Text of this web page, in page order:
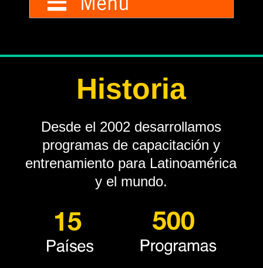
Historia
Desde el 2002 desarrollamos
programas de capacitación y
entrenamiento para Latinoamérica
y el mundo.